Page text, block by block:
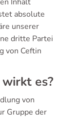
absolute
unserer
dritte Partei
von Ceftin
es?
von
Gruppe der